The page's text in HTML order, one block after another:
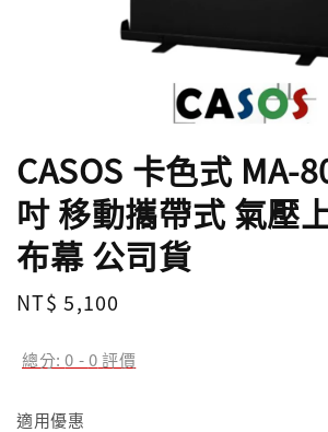
CASOS 卡色式 MA-
吋 移動攜帶式 氣壓
布幕 公司貨
Regular
NT$ 5,100
總分:0 -0評價
適用優惠